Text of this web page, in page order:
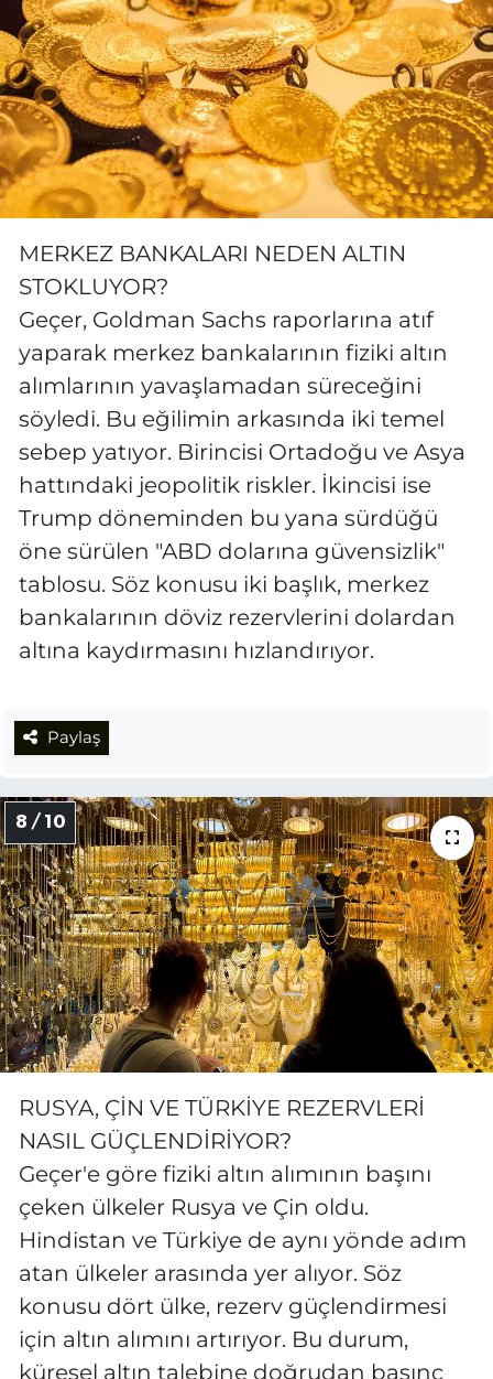
MERKEZ BANKALARI NEDEN ALTIN
STOKLUYOR?
Geçer, Goldman Sachs raporlarına atıf
yaparak merkez bankalarının fiziki altın
alımlarının yavaşlamadan süreceğini
söyledi. Bu eğilimin arkasında iki temel
sebep yatıyor. Birincisi Ortadoğu ve Asya
hattındaki jeopolitik riskler. İkincisi ise
Trump döneminden bu yana sürdüğü
öne sürülen "ABD dolarına güvensizlik"
tablosu. Söz konusu iki başlık, merkez
bankalarının döviz rezervlerini dolardan
altına kaydırmasını hızlandırıyor.
Paylaş
8 / 10
RUSYA, ÇİN VE TÜRKİYE REZERVLERİ
NASIL GÜÇLENDİRİYOR?
Geçer'e göre fiziki altın alımının başını
çeken ülkeler Rusya ve Çin oldu.
Hindistan ve Türkiye de aynı yönde adım
atan ülkeler arasında yer alıyor. Söz
konusu dört ülke, rezerv güçlendirmesi
için altın alımını artırıyor. Bu durum,
küresel altın talebine doğrudan basınç